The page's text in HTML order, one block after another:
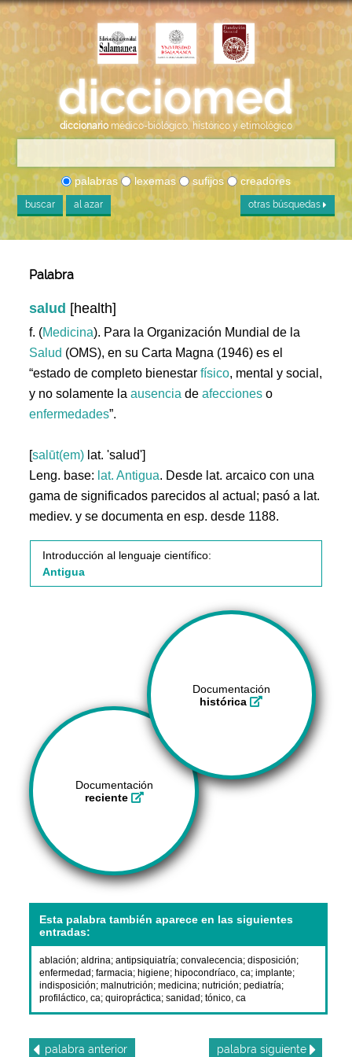
diccionario médico-biológico, histórico y etimológico
palabras lexemas sufijos creadores
buscar al azar otras búsquedas
Palabra
salud [health]
f. (Medicina). Para la Organización Mundial de la
Salud (OMS), en su Carta Magna (1946) es el
“estado de completo bienestarfísico, mental y social,
y no solamente laausencia deafecciones o
enfermedades”.
[salūt(em) lat. 'salud']
Leng. base: lat. Antigua. Desde lat. arcaico con una
gama de significados parecidos al actual; pasó a lat.
mediev. y se documenta en esp. desde 1188.
Introducción al lenguaje científico:
Antigua
Documentación
histórica
Documentación
reciente
Esta palabra también aparece en las siguientes
entradas:
ablación;aldrina;antipsiquiatría;convalecencia;disposición;
enfermedad ;farmacia; higiene; hipocondríaco, ca;implante;
indisposición;malnutrición;medicina;nutrición;pediatría;
profiláctico, ca;quiropráctica;sanidad ;tónico, ca
palabra anterior palabra siguiente